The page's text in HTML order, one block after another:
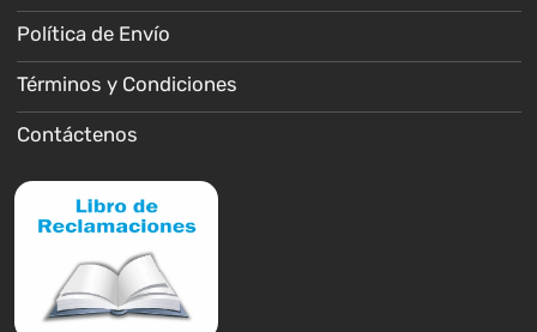
Política de Envío
Términos y Condiciones
Contáctenos